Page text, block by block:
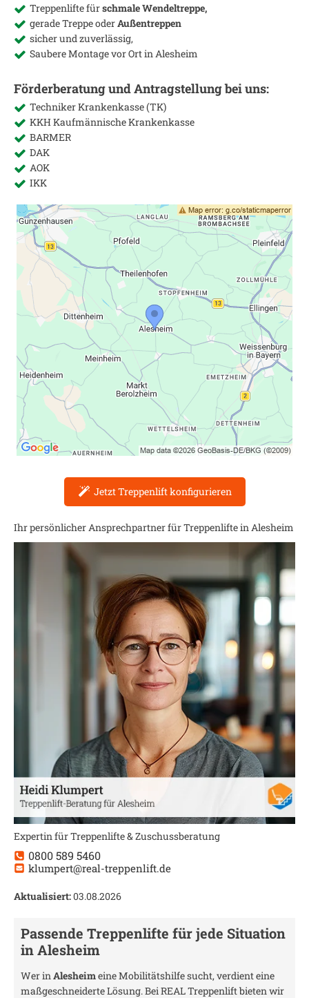
Treppenlifte fürschmale Wendeltreppe,
gerade Treppe oderAußentreppen
sicher und zuverlässig,
Saubere Montage vor Ort inAlesheim
Förderberatung und Antragstellung bei uns:
Techniker Krankenkasse (TK)
KKH Kaufmännische Krankenkasse
BARMER
DAK
AOK
IKK
Jetzt Treppenlift konfigurieren
Ihr persönlicher Ansprechpartner für Treppenlifte inAlesheim
Expertin für Treppenlifte & Zuschussberatung
0800 589 5460
klumpert@real-treppenlift.de
Aktualisiert:03.08.2026
Passende Treppenlifte für jede Situation
inAlesheim
Wer inAlesheimeine Mobilitätshilfe sucht, verdient eine
maßgeschneiderte Lösung. Bei REAL Treppenlift bieten wir